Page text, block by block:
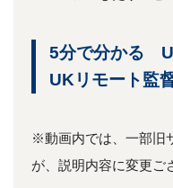
5分で分かる
UKリモート監
※動画内では、一部旧
が、説明内容に変更ご